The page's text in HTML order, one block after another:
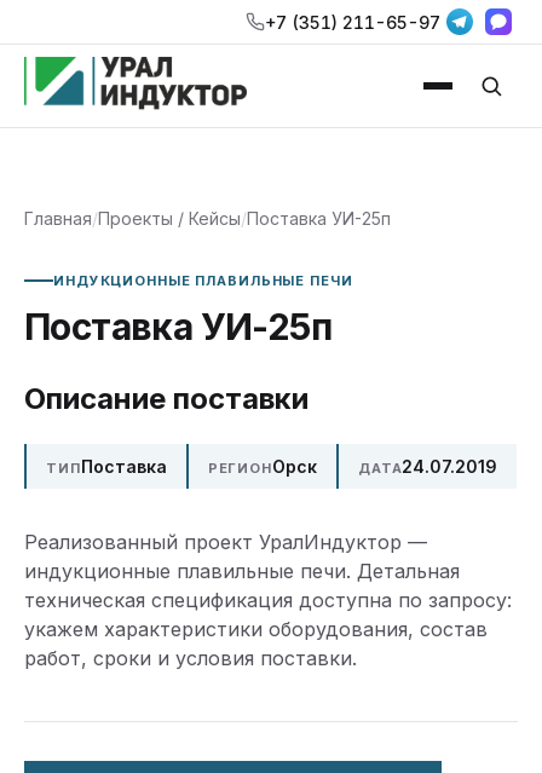
+7 (351) 211-65-97
Главная/Проекты / Кейсы/Поставка УИ-25п
ИНДУКЦИОННЫЕ ПЛАВИЛЬНЫЕ ПЕЧИ
Поставка УИ-25п
Описание поставки
ТИППоставка РЕГИОНОрск ДАТА24.07.2019
Реализованный проект УралИндуктор —
индукционные плавильные печи. Детальная
техническая спецификация доступна по запросу:
укажем характеристики оборудования, состав
работ, сроки и условия поставки.